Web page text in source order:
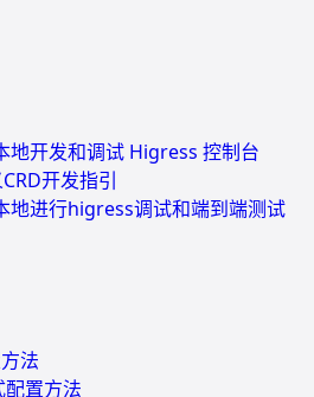
地开发和调试 Higress 控制台
开发指引
地进行higress调试和端到端测试
法
置方法